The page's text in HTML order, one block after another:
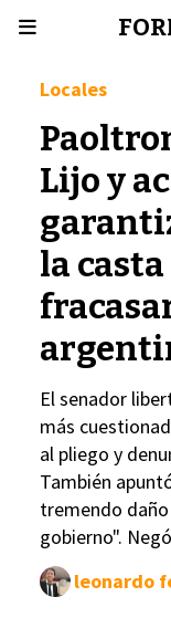
Lijo y
la
El senador
más
al pliego y
También
tremendo
gobierno".
Locales
leonardo